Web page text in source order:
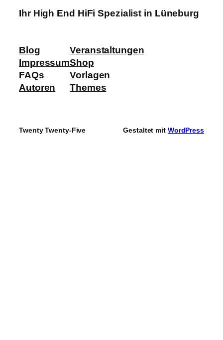
Ihr High End HiFi Spezialist in Lüneburg
Blog
Impressum
FAQs
Autoren
Veranstaltungen
Shop
Vorlagen
Themes
Twenty Twenty-Five Gestaltet mit WordPress